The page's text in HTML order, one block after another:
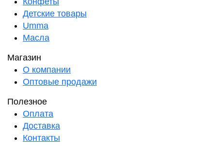
Детские товары
Umma
Масла
Магазин
О компании
Оптовые продажи
Полезное
Оплата
Доставка
Контакты